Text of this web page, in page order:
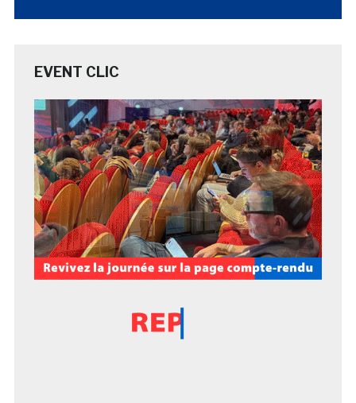
EVENT CLIC